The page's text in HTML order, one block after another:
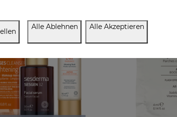
Alle Ablehnen Alle Akzeptieren